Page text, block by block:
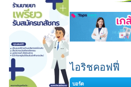
ไอริชคอฟฟี่
บอร์ด